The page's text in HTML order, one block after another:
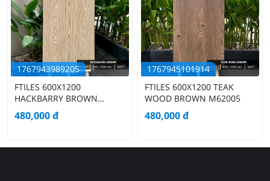
1767943989205
FTILES 600X1200
HACKBARRY BROWN
M62002
480,000đ
1767945101914
FTILES 600X1200 TEAK
WOOD BROWN M62005
480,000đ